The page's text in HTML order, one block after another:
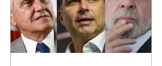
STF condena Eduardo
Bolsonaro a
inelegibilidade e a 4
anos de prisão